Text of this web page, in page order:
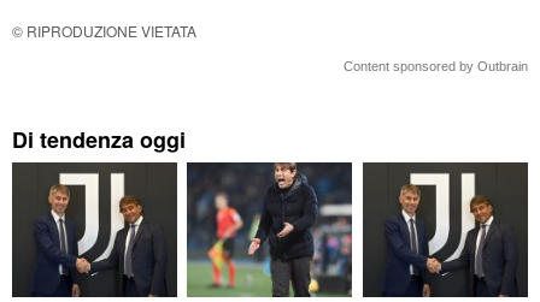
© RIPRODUZIONE VIETATA
Content sponsored by Outbrain
Di tendenza oggi